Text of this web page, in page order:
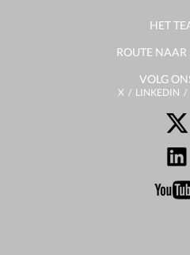
HET
ROUTE NAAR
VOLG
X LINKEDIN